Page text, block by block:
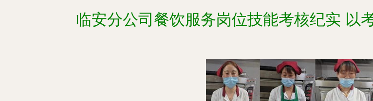
临安分公司餐饮服务岗位技能考核纪实 以